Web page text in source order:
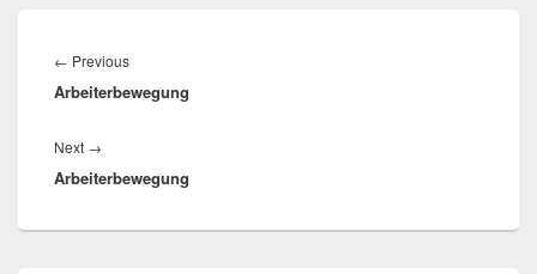
← Previous
post:
Arbeiterbewegung
Next →
post:
Arbeiterbewegung